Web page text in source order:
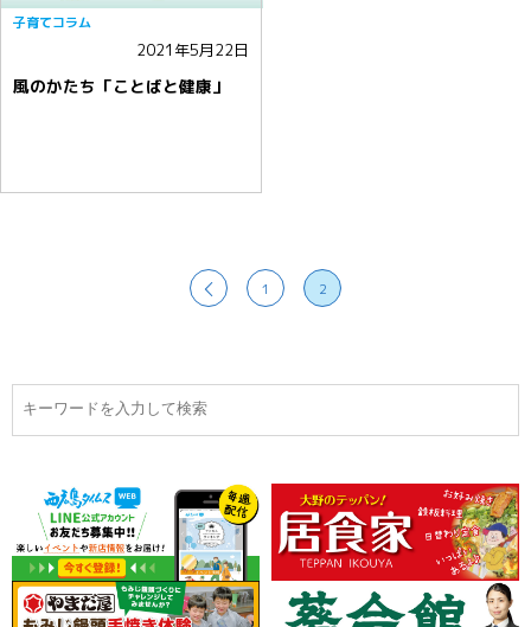
2021年5月22日
風のかたち「ことばと健康」
子育てコラム
1 2